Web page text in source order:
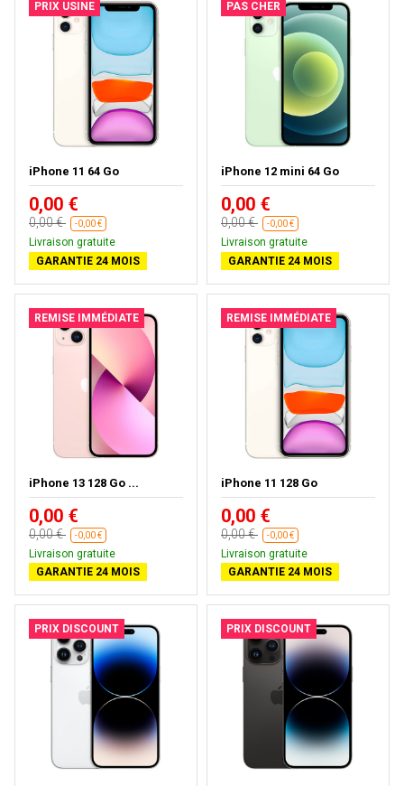
PRIX USINE
iPhone 11 64 Go
0,00 €
0,00 € -0,00 €
Livraison gratuite
GARANTIE 24 MOIS
PAS CHER
iPhone 12 mini 64 Go
0,00 €
0,00 € -0,00 €
Livraison gratuite
GARANTIE 24 MOIS
REMISE IMMÉDIATE
iPhone 13 128 Go ...
0,00 €
0,00 € -0,00 €
Livraison gratuite
GARANTIE 24 MOIS
REMISE IMMÉDIATE
iPhone 11 128 Go
0,00 €
0,00 € -0,00 €
Livraison gratuite
GARANTIE 24 MOIS
PRIX DISCOUNT PRIX DISCOUNT